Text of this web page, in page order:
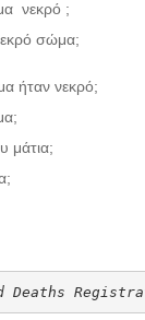
νεκρό ;
σώμα;
ήταν νεκρό;
μάτια;
Deaths